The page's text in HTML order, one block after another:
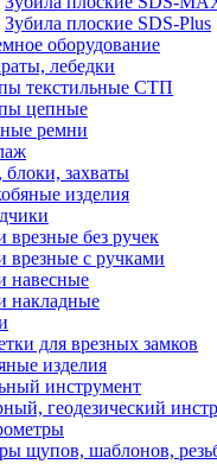
Зубила плоские SDS-Plus
оборудование
лебедки
текстильные СТП
цепные
ремни
блоки, захваты
изделия
врезные без ручек
врезные с ручками
навесные
накладные
для врезных замков
изделия
инструмент
геодезический
щупов, шаблонов,